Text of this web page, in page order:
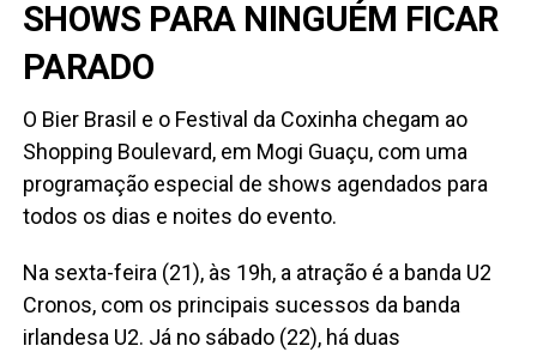
SHOWS PARA NINGUÉM FICAR
PARADO
O Bier Brasil e o Festival da Coxinha chegam ao
Shopping Boulevard, em Mogi Guaçu, com uma
programação especial de shows agendados para
todos os dias e noites do evento.
Na sexta-feira (21), às 19h, a atração é a banda U2
Cronos, com os principais sucessos da banda
irlandesa U2. Já no sábado (22), há duas